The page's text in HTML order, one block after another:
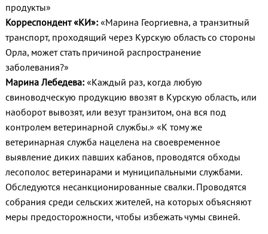
продукты»
Корреспондент «КИ»: «Марина Георгиевна, а транзитный
транспорт, проходящий через Курскую область со стороны
Орла, может стать причиной распространение
заболевания?»
Марина Лебедева:«Каждый раз, когда любую
свиноводческую продукцию ввозят в Курскую область, или
наоборот вывозят, или везут транзитом, она вся под
контролем ветеринарной службы.» «К тому же
ветеринарная служба нацелена на своевременное
выявление диких павших кабанов, проводятся обходы
лесополос ветеринарами и муниципальными службами.
Обследуются несанкционированные свалки. Проводятся
собрания среди сельских жителей, на которых объясняют
меры предосторожности, чтобы избежать чумы свиней.